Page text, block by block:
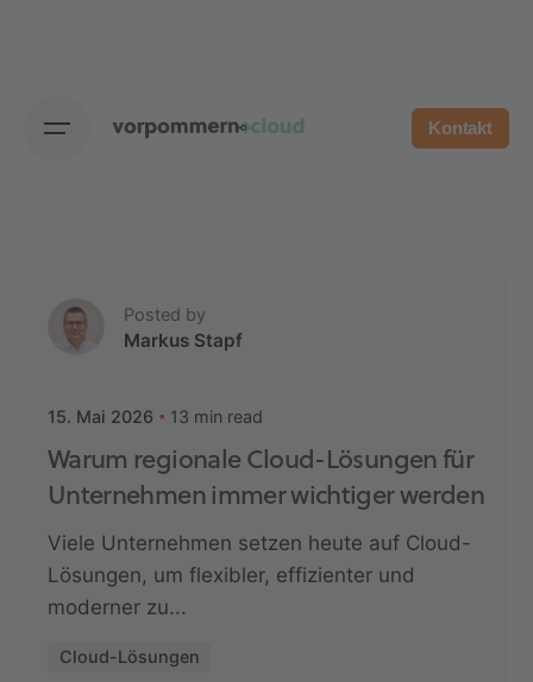
Kontakt
Posted by
Markus Stapf
15. Mai 2026 13 min read
Warum regionale Cloud-Lösungen für
Unternehmen immer wichtiger werden
Viele Unternehmen setzen heute auf Cloud-
Lösungen, um flexibler, effizienter und
moderner zu...
Cloud-Lösungen